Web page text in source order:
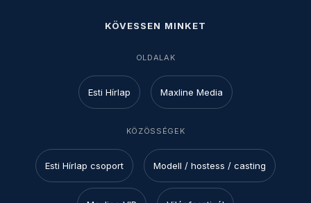
KÖVESSEN MINKET
OLDALAK
Esti Hírlap Maxline Media
KÖZÖSSÉGEK
Esti Hírlap csoport Modell / hostess / casting